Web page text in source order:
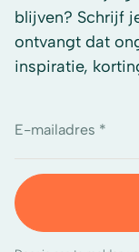
blijven? Schrijf
ontvangt dat
inspiratie,
E-mailadres *